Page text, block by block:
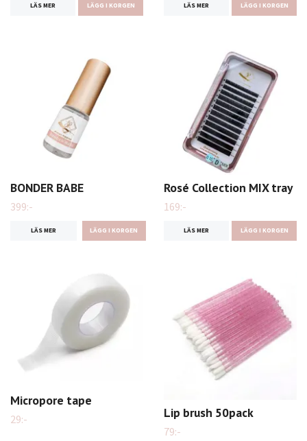
LÄS MER LÄGG I KORGEN LÄS MER LÄGG I KORGEN
BONDER BABE
399:-
LÄS MER
Rosé Collection MIX tray
169:-
LÄS MER LÄGG I KORGEN
Micropore tape
29:- Lip brush 50pack
79:-